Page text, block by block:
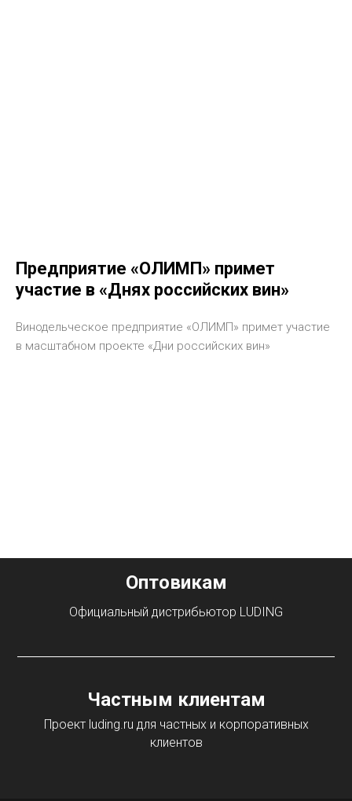
Предприятие «ОЛИМП» примет
участие в «Днях российских вин»
Винодельческое предприятие «ОЛИМП» примет участие
в масштабном проекте «Дни российских вин»
Оптовикам
Официальный дистрибьютор LUDING
Частным клиентам
Проект luding.ru для частных и корпоративных
клиентов